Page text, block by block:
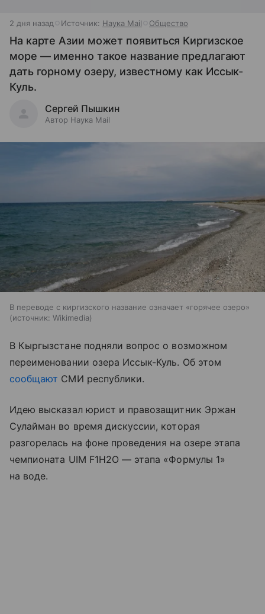
2 дня назад Источник: Наука Mail Общество
На карте Азии может появиться Киргизское
море — именно такое название предлагают
дать горному озеру, известному как Иссык-
Куль.
Сергей Пышкин
Автор Наука Mail
В переводе с киргизского название означает «горячее озеро»
источник: Wikimedia
В Кыргызстане подняли вопрос о возможном
переименовании озера Иссык-Куль. Об этом
сообщают СМИ республики.
Идею высказал юрист и правозащитник Эржан
Сулайман во время дискуссии, которая
разгорелась на фоне проведения на озере этапа
чемпионата UIM F1H2O — этапа «Формулы 1»
на воде.